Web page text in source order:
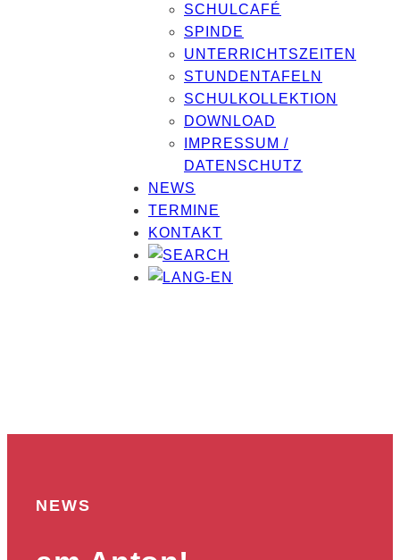
SCHULCAFÉ
SPINDE
UNTERRICHTSZEITEN
STUNDENTAFELN
SCHULKOLLEKTION
DOWNLOAD
IMPRESSUM /
DATENSCHUTZ
NEWS
TERMINE
KONTAKT
NEWS